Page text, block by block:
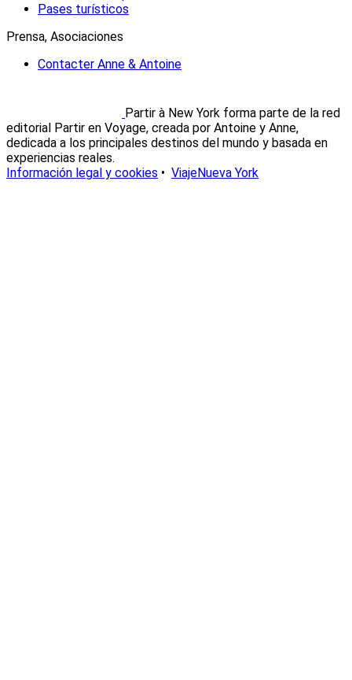
Pases turísticos
Prensa, Asociaciones
Contacter Anne & Antoine
Partir à New York forma parte de la red
editorial Partir en Voyage, creada por Antoine y Anne,
dedicada a los principales destinos del mundo y basada en
experiencias reales.
Información legal y cookies • ViajeNueva York